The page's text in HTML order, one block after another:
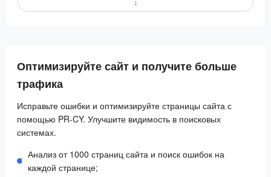
Оптимизируйте сайт и получите больше
трафика
Исправьте ошибки и оптимизируйте страницы сайта с
помощью PR-CY. Улучшите видимость в поисковых
системах.
Анализ от 1000 страниц сайта и поиск ошибок на
каждой странице;